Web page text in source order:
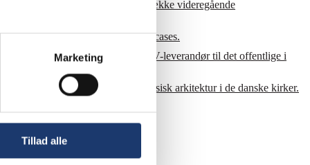
Marketing
Tillad alle
AV-løsninger til en lang række videregående
du se et lille udsnit af udvalgte cases.
AV-Huset er godkendt som AV-leverandør til det offentlige i
moderne teknik mødes med klassisk arkitektur i de danske kirker.